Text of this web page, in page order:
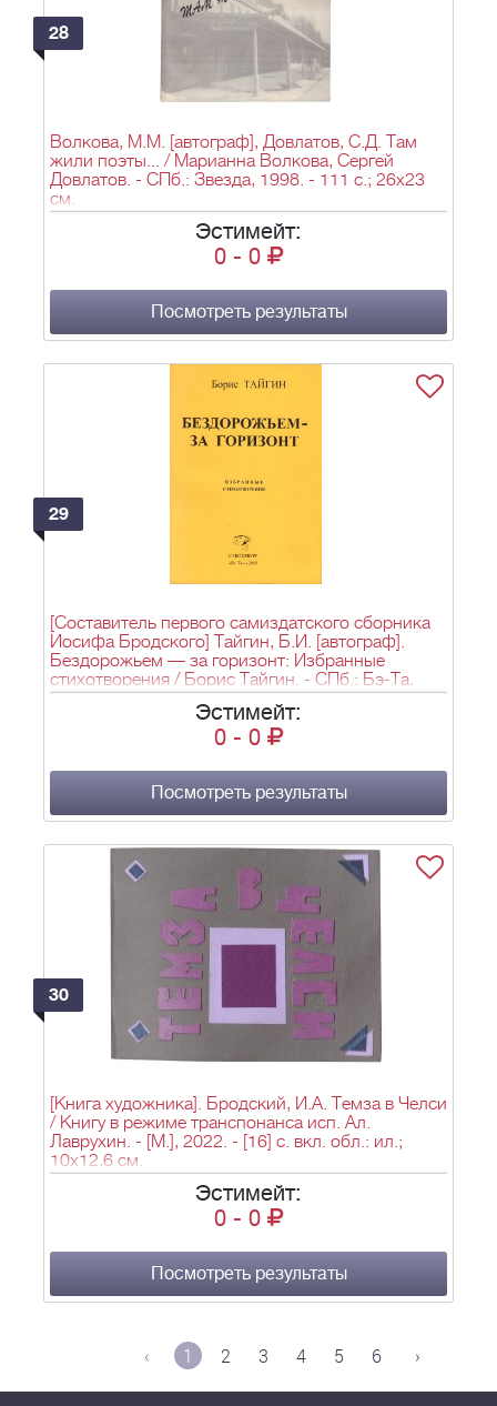
28
Волкова, М.М. [автограф], Довлатов, С.Д. Там
жили поэты... / Марианна Волкова, Сергей
Довлатов. - СПб.: Звезда, 1998. - 111 с.; 26x23
см.
Эстимейт:
0 - 0
Посмотреть результаты
29
[Составитель первого самиздатского сборника
Иосифа Бродского] Тайгин, Б.И. [автограф].
Бездорожьем — за горизонт: Избранные
стихотворения / Борис Тайгин. - СПб.: Бэ-Та,
2005. - [7], 146, [15] с.; 20,5x14,5 см.
Эстимейт:
0 - 0
Посмотреть результаты
30
[Книга художника]. Бродский, И.А. Темза в Челси
/ Книгу в режиме транспонанса исп. Ал.
Лаврухин. - [М.], 2022. - [16] с. вкл. обл.: ил.;
10х12,6 см.
Эстимейт:
0 - 0
Посмотреть результаты
‹ 1 2 3 4 5 6 ›